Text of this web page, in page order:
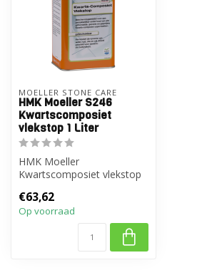
MOELLER STONE CARE
HMK Moeller S246
Kwartscomposiet
vlekstop 1 Liter
HMK Moeller
Kwartscomposiet vlekstop
€63,62
Op voorraad